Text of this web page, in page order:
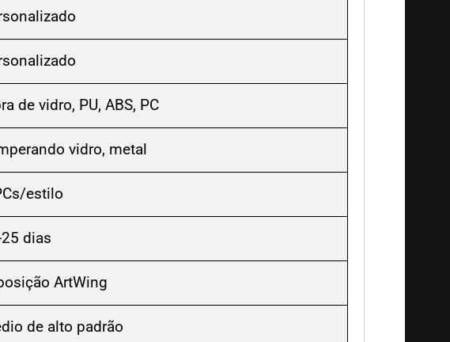
de vidro, PU, ABS, PC
vidro, metal
estilo
dias
ArtWing
de alto padrão